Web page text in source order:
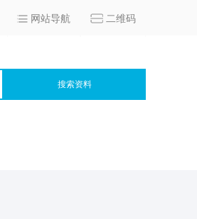
网站导航 二维码
搜索资料